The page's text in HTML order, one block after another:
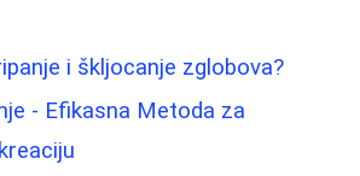
i škljocanje zglobova?
- Efikasna Metoda za